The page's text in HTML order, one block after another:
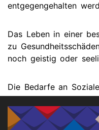
entgegengehalten
Das Leben in einer
zu
noch geistig oder
Die Bedarfe an
mangelnder Sozialer
beschreiben und zu
Beispiel durch